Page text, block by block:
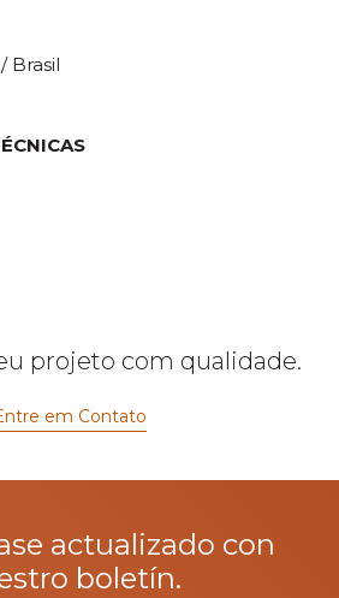
Brasil
projeto com qualidade.
em Contato
actualizado con
boletín.